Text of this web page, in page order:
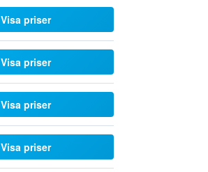
Visa priser
Visa priser
Visa priser
Visa priser